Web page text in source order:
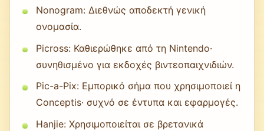
Nonogram: Διεθνώς αποδεκτή γενική
ονομασία.
Picross: Καθιερώθηκε από τη Nintendo·
συνηθισμένο για εκδοχές βιντεοπαιχνιδιών.
Pic-a-Pix: Εμπορικό σήμα που χρησιμοποιεί η
Conceptis· συχνό σε έντυπα και εφαρμογές.
Hanjie: Χρησιμοποιείται σε βρετανικά